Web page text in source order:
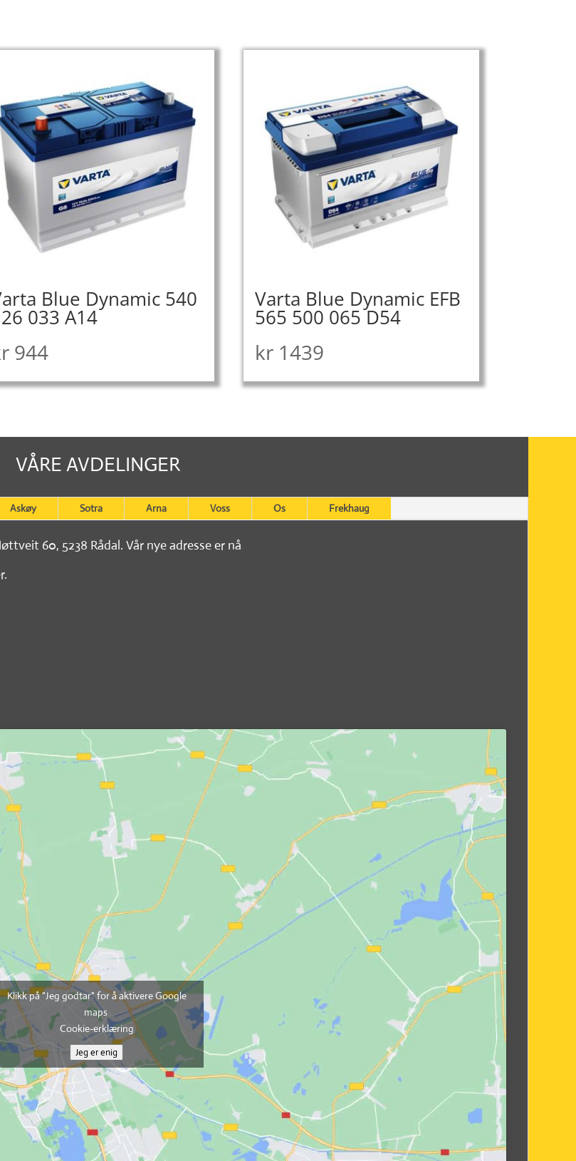
Blue Dynamic 540
033 A14
944
Varta Blue Dynamic EFB
565 500 065 D54
kr 1439
VÅRE AVDELINGER
Askøy Sotra Arna Voss Os Frekhaug
60, 5238 Rådal. Vår nye adresse er nå
Klikk på "Jeg godtar" for å aktivere Google
maps
Cookie-erklæring
Jeg er enig